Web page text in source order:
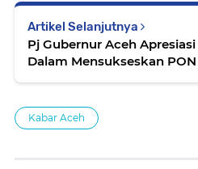
Artikel Selanjutnya
Pj Gubernur Aceh
Dalam Mensukseskan
Kabar Aceh